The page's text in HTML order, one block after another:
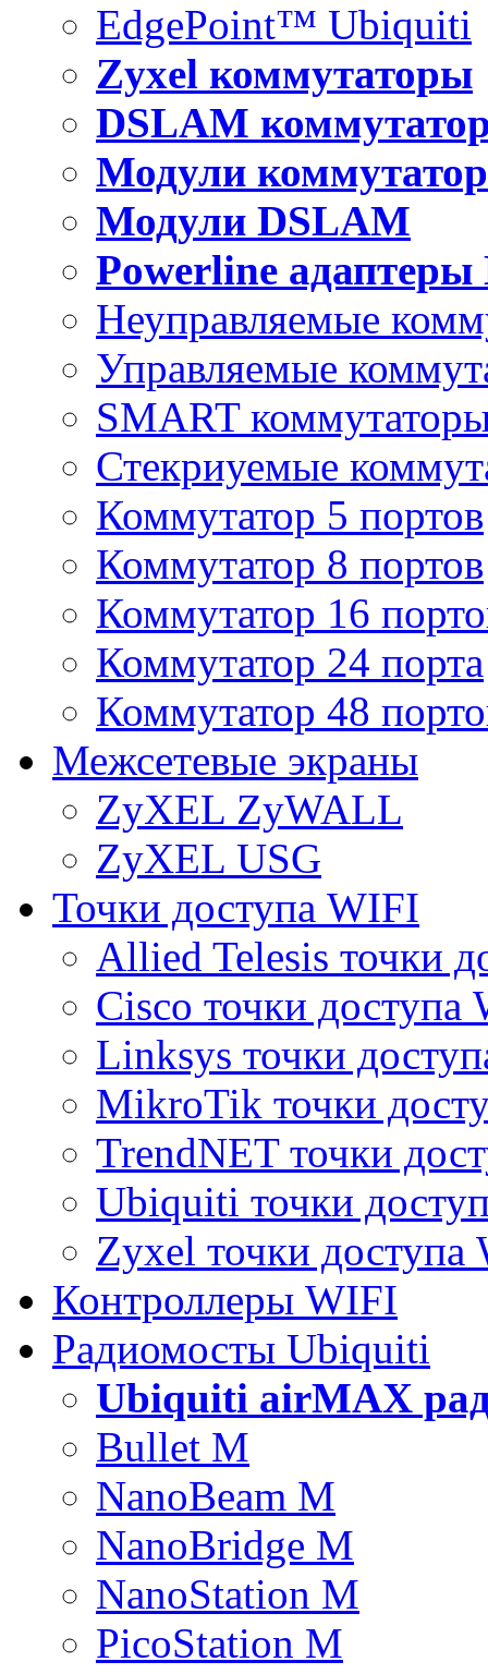
EdgePoint™ Ubiquiti
Zyxel коммутаторы
DSLAM
Модули
Модули DSLAM
Powerline адаптеры
Неуправляемые
Управляемые
SMART
Стекриуемые
Коммутатор 5 портов
Коммутатор 8 портов
Коммутатор 16
Коммутатор 24 порта
Коммутатор 48
Межсетевые экраны
ZyXEL ZyWALL
ZyXEL USG
Точки доступа WIFI
Allied Telesis точки
Cisco точки доступа
Linksys точки
MikroTik точки
TrendNET точки
Ubiquiti точки
Zyxel точки доступа
Контроллеры WIFI
Радиомосты Ubiquiti
Ubiquiti airMAX
Bullet M
NanoBeam M
NanoBridge M
NanoStation M
PicoStation M